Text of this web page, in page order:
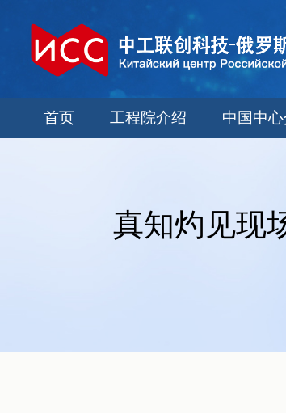
首页 工程院介绍 中国中
真知灼见现